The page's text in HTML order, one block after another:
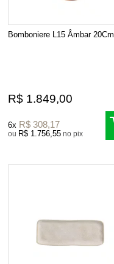
Bomboniere L15 Âmbar 20Cm
R$ 1.849,00
6x R$ 308,17
ou R$ 1.756,55 no pix